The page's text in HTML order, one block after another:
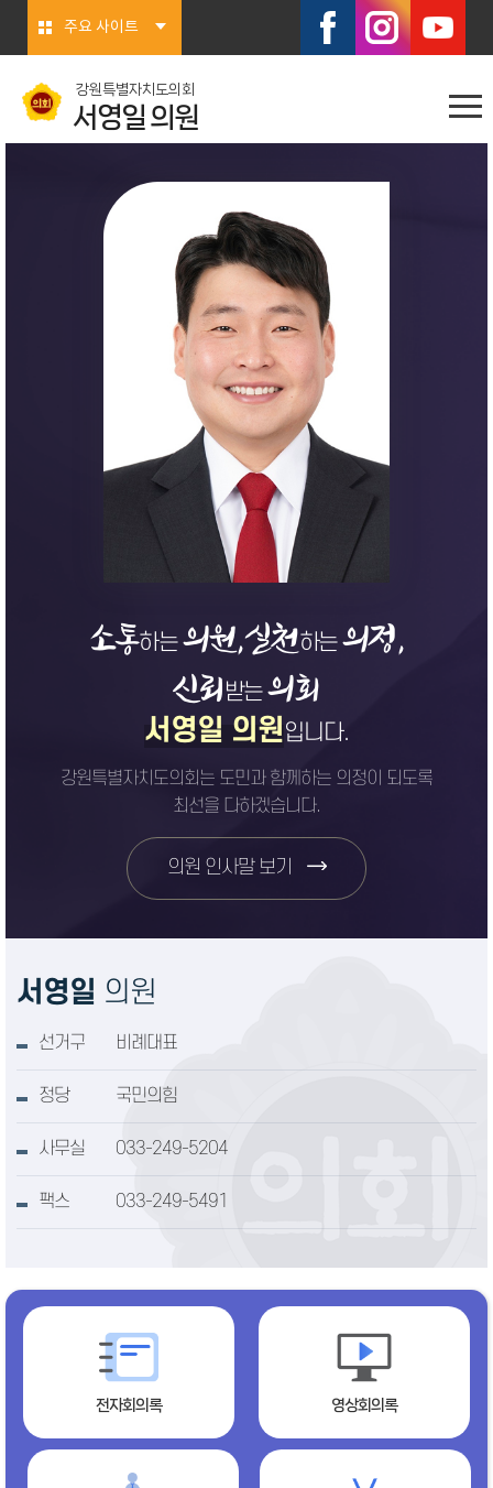
주요 사이트
강원특별자치도의회
서영일 의원
소통하는의원,실천하는의정,
신뢰받는의회
서영일 의원입니다.
강원특별자치도의회는 도민과 함께하는 의정이 되도록
최선을 다하겠습니다.
의원 인사말 보기
서영일 의원
선거구 비례대표
정당 국민의힘
사무실 033-249-5204
팩스 033-249-5491
전자회의록 영상회의록